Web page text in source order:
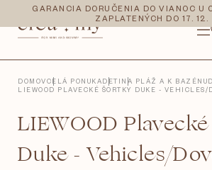
obsah
GARANCIA DORUČENIA DO VIANOC U
ZAPLATENÝCH DO 17. 12.
DOMOVCELÁ PONUKADETI NA PLÁŽ A K BAZÉNU
LIEWOOD PLAVECKÉ ŠORTKY DUKE - VEHICLES/
LIEWOOD
Duke - Vehicles/